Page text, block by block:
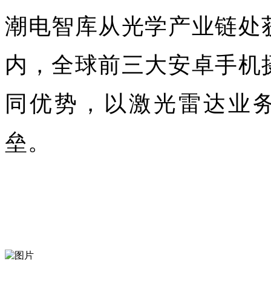
潮电智库从光学产业链
内，全球前三大安卓手
同优势，以激光雷达业
垒。